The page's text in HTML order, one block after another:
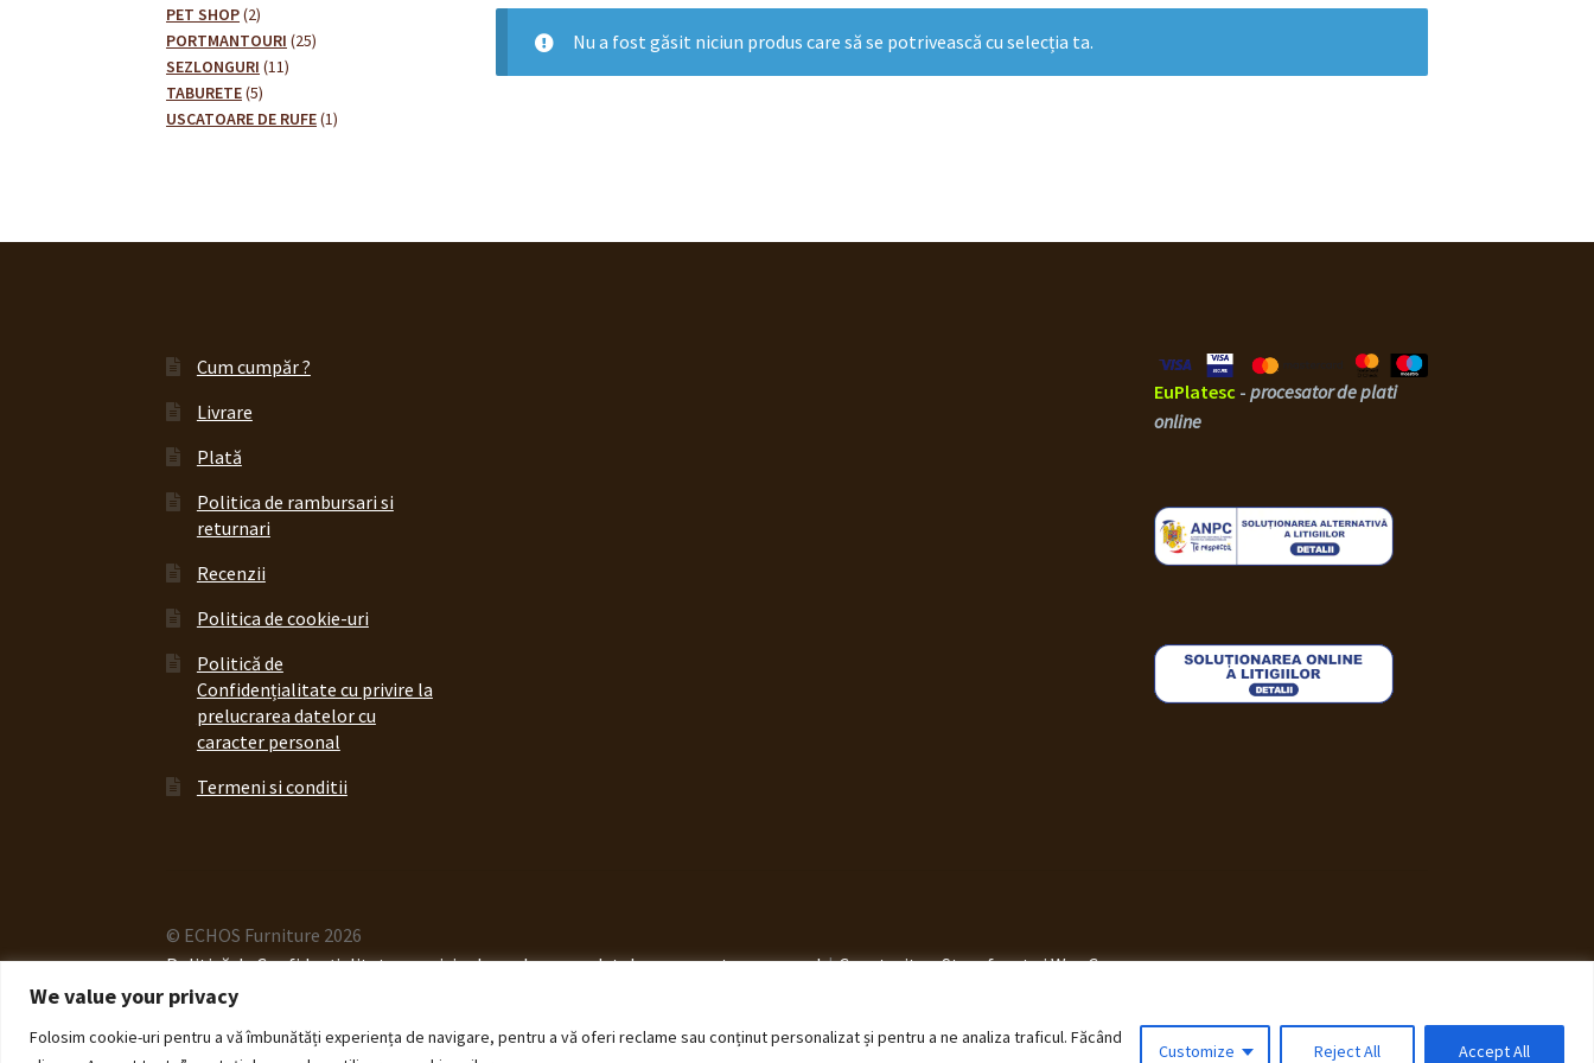
We value your privacy
Folosim cookie-uri pentru a vă îmbunătăți experiența de navigare, pentru a vă oferi reclame sau conținut personalizat și pentru a ne analiza traficul. Făcând
Customize Reject All Accept All
Nu a fost găsit niciun produs care să se potrivească cu selecția ta.
PET SHOP 22
produse
PORTMANTOURI 2525
SEZLONGURI 1111
TABURETE 55
produse
USCATOARE DE RUFE 11
Cum cumpăr ?
Livrare
Plată
Politica de rambursari si
returnari
Recenzii
Politica de cookie-uri
Politică de
Confidențialitate cu privire la
prelucrarea datelor cu
caracter personal
Termeni si conditii
EuPlatesc - procesator de plati
online
© ECHOS Furniture 2026
Politică de Confidențialitate cu privire la prelucrarea datelor cu caracter personal
Construit cu Storefront și WooCommerce.